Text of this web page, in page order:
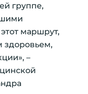
группе,
маршрут,
здоровьем,
–